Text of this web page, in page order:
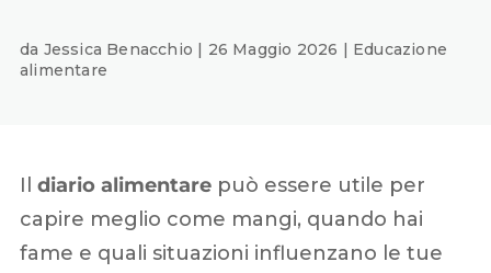
da Jessica Benacchio | 26 Maggio 2026 | Educazione
alimentare
Il diario alimentare può essere utile per
capire meglio come mangi, quando hai
fame e quali situazioni influenzano le tue